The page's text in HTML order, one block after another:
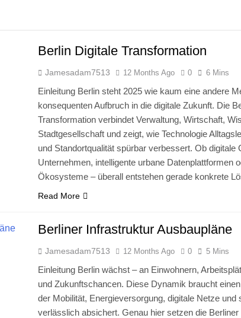
HR-Management-Software: Die besten Lösungen
Die besten Upgrades für eine zeitgemäße und
5 Months Ago
Ästhetik und Wertsteigerung: Die Bedeutung der
5 Months Ago
Kamagra Oral Jelly für Männer, die eine schnellere
5 Months Ago
Die besten Dienstleistungen für die langfristige
6 Months Ago
Berlin Digitale Transformation
Jamesadam7513 12 Months Ago 0 6 Mins
Einleitung Berlin steht 2025 wie kaum eine andere
konsequenten Aufbruch in die digitale Zukunft. Die
Transformation verbindet Verwaltung, Wirtschaft,
Stadtgesellschaft und zeigt, wie Technologie
und Standortqualität spürbar verbessert. Ob
Unternehmen, intelligente urbane Datenplattformen
Ökosysteme – überall entstehen gerade konkrete
Read More
Berliner Infrastruktur Ausbaupläne
Jamesadam7513 12 Months Ago 0 5 Mins
Einleitung Berlin wächst – an Einwohnern,
und Zukunftschancen. Diese Dynamik braucht
der Mobilität, Energieversorgung, digitale Netze und
verlässlich absichert. Genau hier setzen die